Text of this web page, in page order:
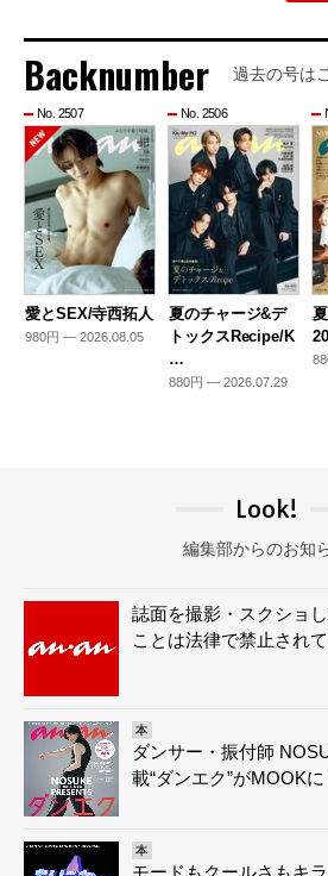
Backnumber 過去の号は
No. 2507
愛とSEX/寺西拓人
980円 — 2026.08.05
No. 2506
夏のチャージ&デ
トックスRecipe/K
…
880円 — 2026.07.29
Look!
編集部からのお知
誌面を撮影・スクショ
ことは法律で禁止されて
本
ダンサー・振付師
載“ダンエク”がMOOKに
本